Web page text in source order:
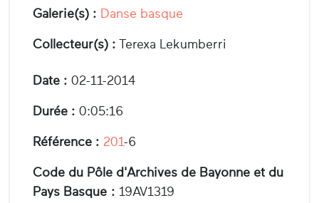
Galerie(s) : Danse basque
Collecteur(s) : Terexa Lekumberri
Date : 02-11-2014
Durée : 0:05:16
Référence : 201-6
Code du Pôle d'Archives de Bayonne et du
Pays Basque : 19AV1319